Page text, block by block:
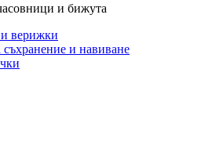
и бижута
верижки
съхранение и навиване